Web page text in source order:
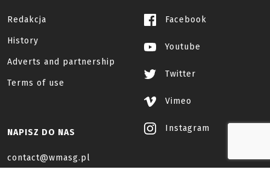
Redakcja
History
Adverts and partnership
Terms of use
Facebook
Youtube
Twitter
Vimeo
Instagram
NAPISZ DO NAS
contact@wmasg.pl